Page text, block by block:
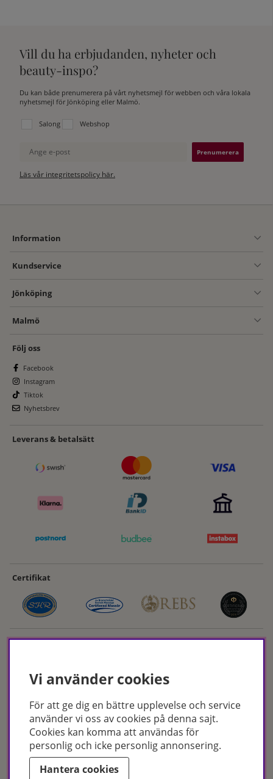
Vill du ha erbjudanden, nyheter och
beauty-inspo?
Du kan både prenumerera på vårt nyhetsmejl för webben och våra lokala
nyhetsmejl för Jönköping eller Malmö.
Välj vilken lista du vill prenumerera på:
Salong Webshop
Ange e-post
Läs vår integritetspolicy här.
Information
Kundservice
Jönköping
Malmö
Följ oss
Facebook
Instagram
Tiktok
Nyhetsbrev
Leverans & betalsätt
Certifikat
Hudoteket erbjuder ett noga utvalt sortiment inom hudvård, hårvård och
makeup – både online och i butik. Med över 50 års erfarenhet och
utbildade hudterapeuter hjälper vi dig att hitta rätt produkter och
behandlingar för just dina behov. Handla enkelt på hudoteket.se eller
besök oss i Jönköping och Malmö.
Copyright © Hudoteket 2025
Vi använder cookies
För att ge dig en bättre upplevelse och service
använder vi oss av cookies på denna sajt.
Cookies kan komma att användas för
personlig och icke personlig annonsering.
Hantera cookies